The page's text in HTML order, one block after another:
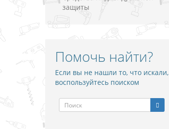
защиты
Помочь найти?
Если вы не нашли то, что искали,
воспользуйтесь поиском